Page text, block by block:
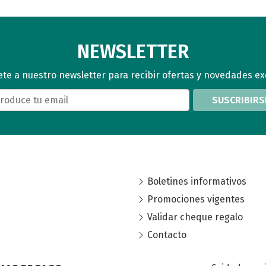
NEWSLETTER
a nuestro newsletter para recibir ofertas y novedades
Boletines informativos
Promociones vigentes
Validar cheque regalo
Contacto